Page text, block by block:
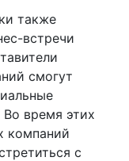
также
встречи
смогут
время этих
компаний
с